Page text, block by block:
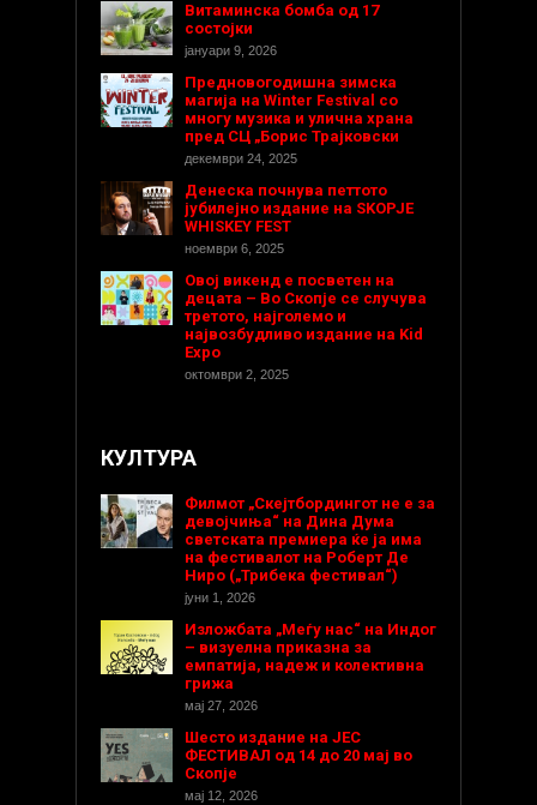
Витаминска бомба од 17
состојки
јануари 9, 2026
Предновогодишнa зимска
магија на Winter Festival со
многу музика и улична храна
пред СЦ „Борис Трајковски
декември 24, 2025
Денеска почнува петтото
јубилејно издание на SKOPJE
WHISKEY FEST
ноември 6, 2025
Овој викенд е посветен на
децата – Во Скопје се случува
третото, најголемо и
највозбудливо издание на Kid
Expo
октомври 2, 2025
КУЛТУРА
Филмот „Скејтбордингот не е за
девојчиња“ на Дина Дума
светската премиера ќе ја има
на фестивалот на Роберт Де
Ниро („Трибека фестивал“)
јуни 1, 2026
Изложбата „Меѓу нас“ на Индог
– визуелна приказна за
емпатија, надеж и колективна
грижа
мај 27, 2026
Шесто издание на ЈЕС
ФЕСТИВАЛ од 14 до 20 мај во
Скопје
мај 12, 2026